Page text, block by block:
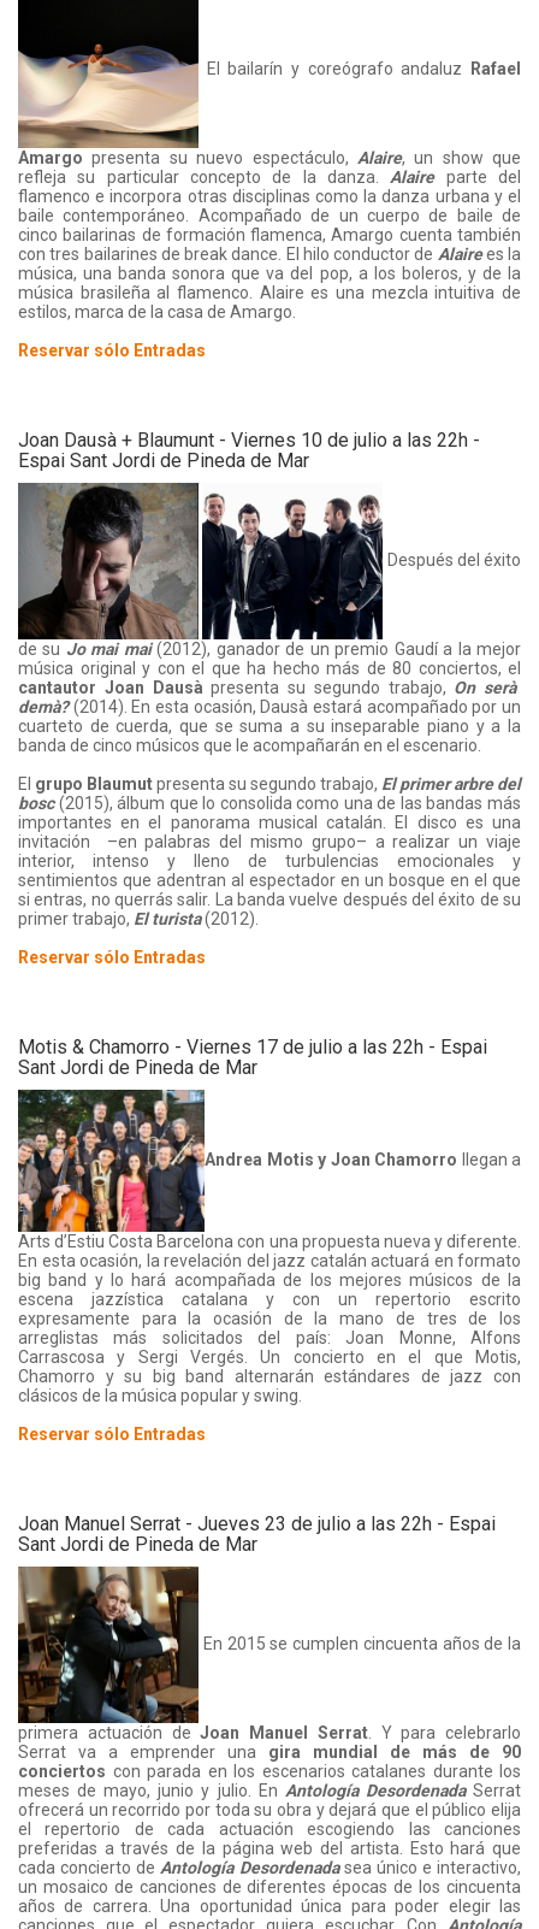
El bailarín y coreógrafo andaluz Rafael
Amargopresenta su nuevo espectáculo, Alaire, un show que
refleja su particular concepto de la danza. Alaireparte del
flamenco e incorpora otras disciplinas como la danza urbana y el
baile contemporáneo. Acompañado de un cuerpo de baile de
cinco bailarinas de formación flamenca, Amargo cuenta también
con tres bailarines de break dance. El hilo conductor de Alairees la
música, una banda sonora que va del pop, a los boleros, y de la
música brasileña al flamenco. Alaire es una mezcla intuitiva de
estilos, marca de la casa de Amargo.
Reservar sólo Entradas
Joan Dausà + Blaumunt - Viernes 10 de julio a las 22h -
Espai Sant Jordi de Pineda de Mar
Después del éxito
de su Jo mai mai(2012), ganador de un premio Gaudí a la mejor
música original y con el que ha hecho más de 80 conciertos, el
cantautor Joan Dausàpresenta su segundo trabajo, On serà
demà?(2014). En esta ocasión, Dausà estará acompañado por un
cuarteto de cuerda, que se suma a su inseparable piano y a la
banda de cinco músicos que le acompañarán en el escenario.
El grupo Blaumutpresenta su segundo trabajo, El primer arbre del
bosc(2015), álbum que lo consolida como una de las bandas más
importantes en el panorama musical catalán. El disco es una
invitación –en palabras del mismo grupo– a realizar un viaje
interior, intenso y lleno de turbulencias emocionales y
sentimientos que adentran al espectador en un bosque en el que
si entras, no querrás salir. La banda vuelve después del éxito de su
primer trabajo, El turista(2012).
Reservar sólo Entradas
Motis & Chamorro - Viernes 17 de julio a las 22h - Espai
Sant Jordi de Pineda de Mar
Andrea Motis y Joan Chamorro llegan a
Arts d’Estiu Costa Barcelona con una propuesta nueva y diferente.
En esta ocasión, la revelación del jazz catalán actuará en formato
big band y lo hará acompañada de los mejores músicos de la
escena jazzística catalana y con un repertorio escrito
expresamente para la ocasión de la mano de tres de los
arreglistas más solicitados del país: Joan Monne, Alfons
Carrascosa y Sergi Vergés. Un concierto en el que Motis,
Chamorro y su big band alternarán estándares de jazz con
clásicos de la música popular y swing.
Reservar sólo Entradas
Joan Manuel Serrat - Jueves 23 de julio a las 22h - Espai
Sant Jordi de Pineda de Mar
En 2015 se cumplen cincuenta años de la
primera actuación deJoan Manuel Serrat. Y para celebrarlo
Serrat va a emprender una gira mundial de más de 90
conciertos con parada en los escenarios catalanes durante los
meses de mayo, junio y julio. En Antología DesordenadaSerrat
ofrecerá un recorrido por toda su obra y dejará que el público elija
el repertorio de cada actuación escogiendo las canciones
preferidas a través de la página web del artista. Esto hará que
cada concierto de Antología Desordenadasea único e interactivo,
un mosaico de canciones de diferentes épocas de los cincuenta
años de carrera. Una oportunidad única para poder elegir las